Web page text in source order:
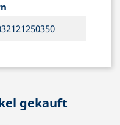
gekauft